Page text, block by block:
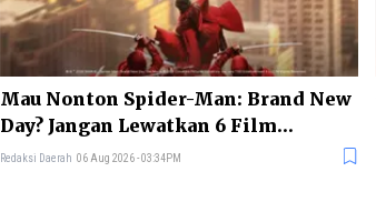
Mau Nonton Spider-Man: Brand New
Day? Jangan Lewatkan 6 Film
Penting Ini
Redaksi Daerah 06 Aug 2026 - 03:34PM